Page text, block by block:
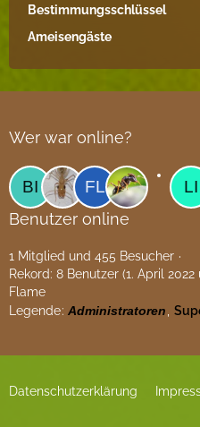
Bestimmungsschlüssel
Ameisengäste
Wer war online?
Benutzer online
1 Mitglied und 455 Besucher
Rekord: 8 Benutzer (1. April 2022
Flame
Legende Administratoren
Datenschutzerklärung